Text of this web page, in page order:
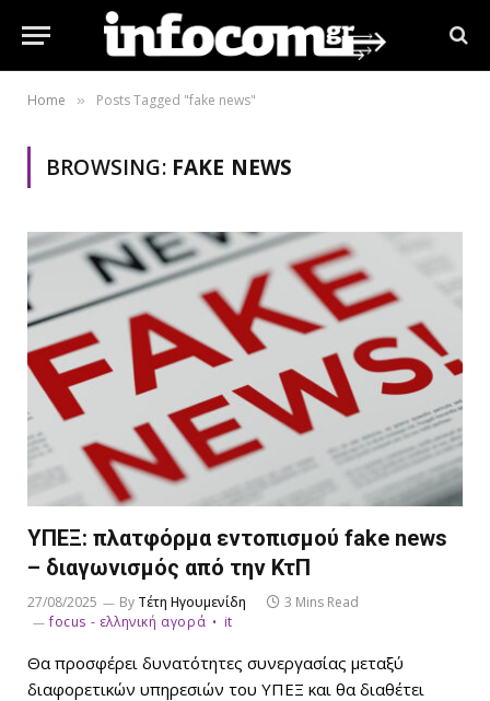
Home » Posts Tagged "fake news"
BROWSING: FAKE NEWS
ΥΠΕΞ: πλατφόρμα εντοπισμού fake news
– διαγωνισμός από την ΚτΠ
27/08/2025 By Τέτη Ηγουμενίδη
3 Mins Read
focus - ελληνική αγορά
it
Θα προσφέρει δυνατότητες συνεργασίας μεταξύ
διαφορετικών υπηρεσιών του ΥΠΕΞ και θα διαθέτει